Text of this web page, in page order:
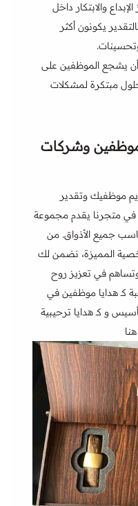
والابتكار داخل
يكونون أكثر
أن يشجع الموظفين على
مبتكرة لمشكلات
موظفين وشركات
موظفيك وتقدير
في متجرنا يقدم مجموعة
جميع الأذواق. من
المميزة، نضمن لك
في تعزيز روح
كـ هدايا موظفين في
و كـ هدايا ترحيبية